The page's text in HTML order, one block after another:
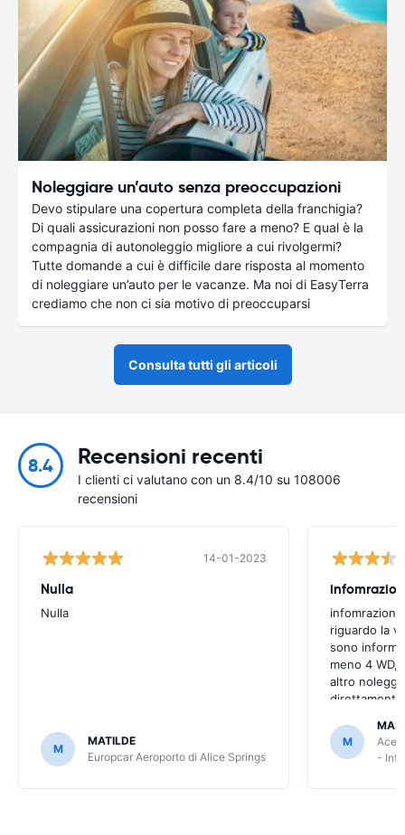
Noleggiare un’auto senza preoccupazioni
Devo stipulare una copertura completa della franchigia?
Di quali assicurazioni non posso fare a meno? E qual è la
compagnia di autonoleggio migliore a cui rivolgermi?
Tutte domande a cui è difficile dare risposta al momento
di noleggiare un’auto per le vacanze. Ma noi di EasyTerra
crediamo che non ci sia motivo di preoccuparsi
Consulta tutti gli articoli
8.4 Recensioni recenti
I clienti ci valutano con un 8.4/10 su 108006
recensioni
14-01-2023
Nulla
Nulla
M
MATILDE
Europcar Aeroporto di Alice Springs
infomrazioni
riguardo la
sono
meno 4 WD,
altro
direttamente
M
Ace
-